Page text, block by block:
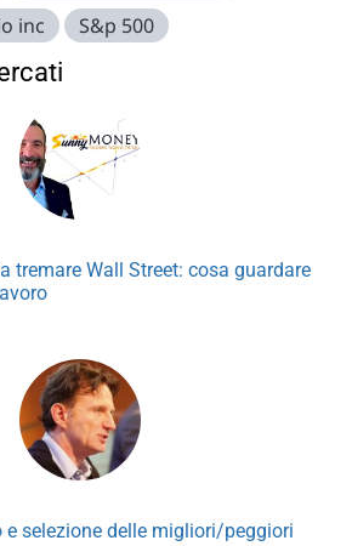
inc S&p 500
tremare Wall Street: cosa guardare
e selezione delle migliori/peggiori